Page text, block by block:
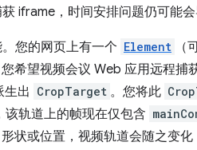
iframe，时间安排问题仍可能会
您的网页上有一个 Element （
希望视频会议 Web 应用远程捕
生出 CropTarget 。您将此
该轨道上的帧现在仅包含
状或位置，视频轨道会随之变